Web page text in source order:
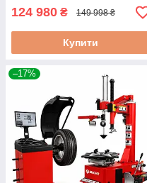
124 980 ₴ 149 998 ₴
Купити
–17%